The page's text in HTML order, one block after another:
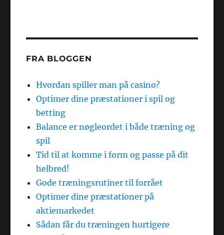
FRA BLOGGEN
Hvordan spiller man på casino?
Optimer dine præstationer i spil og
betting
Balance er nøgleordet i både træning og
spil
Tid til at komme i form og passe på dit
helbred!
Gode træningsrutiner til forrået
Optimer dine præstationer på
aktiemarkedet
Sådan får du træningen hurtigere